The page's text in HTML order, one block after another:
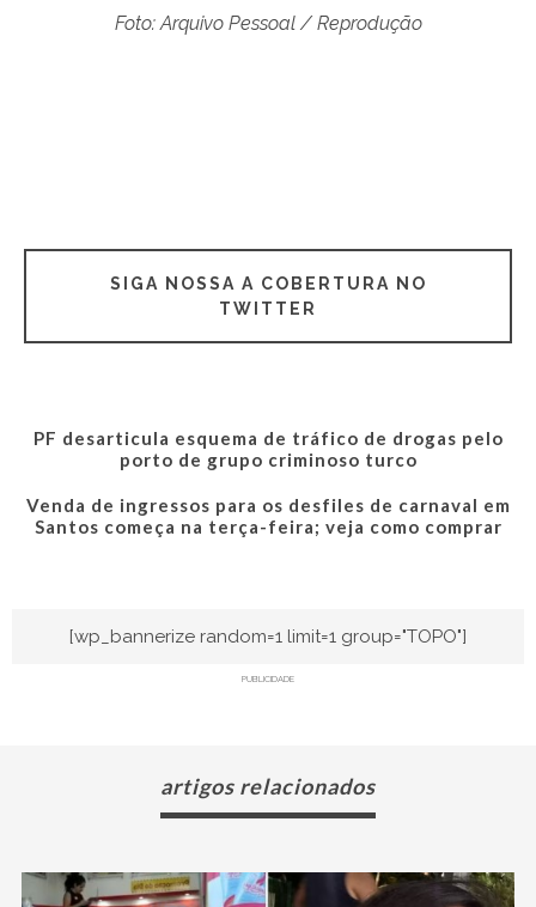
Foto: Arquivo Pessoal / Reprodução
SIGA NOSSA A COBERTURA NO
TWITTER
PF desarticula esquema de tráfico de drogas pelo
porto de grupo criminoso turco
Venda de ingressos para os desfiles de carnaval em
Santos começa na terça-feira; veja como comprar
[wp_bannerize random=1 limit=1 group="TOPO"]
PUBLICIDADE
artigos relacionados